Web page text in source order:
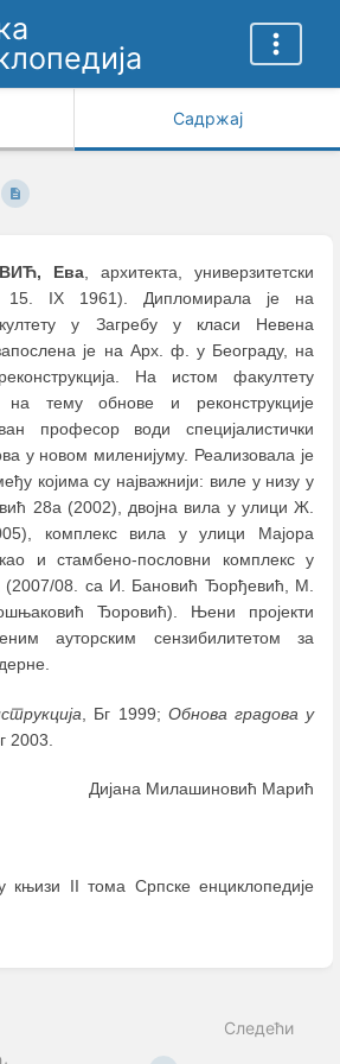
Садржај
Ева, архитекта, универзитетски
15. IX 1961). Дипломирала је на
у Загребу у класи Невена
је на Арх. ф. у Београду, на
На истом факултету
на тему обнове и реконструкције
професор води специјалистички
у новом миленијуму. Реализовала је
којима су најважнији: виле у низу у
28а (2002), двојна вила у улици Ж.
комплекс вила у улици Мајора
и стамбено-пословни комплекс у
(2007/08. са И. Бановић Ђорђевић, М.
Ђоровић). Њени пројекти
ауторским сензибилитетом за
, Бг 1999; Обнова градова у
2003.
Дијана Милашиновић Марић
књизи II тома Српске енциклопедије
Следећи